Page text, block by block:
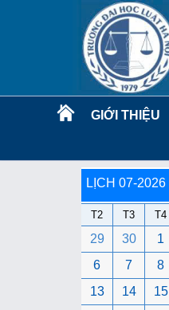
GIỚI THIỆU
LỊCH 07-2026
T2 T3 T4
29 30 1
6
7 8
13
14 15